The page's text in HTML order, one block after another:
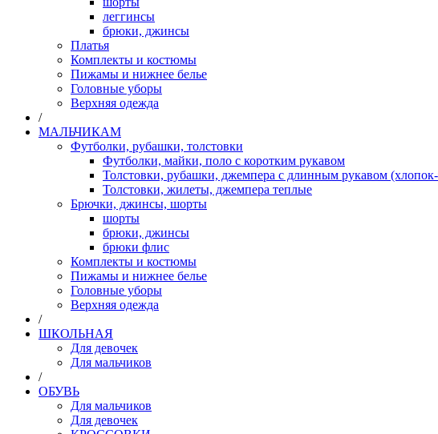
леггинсы
брюки, джинсы
Платья
Комплекты и костюмы
Пижамы и нижнее белье
Головные уборы
Верхняя одежда
/
МАЛЬЧИКАМ
Футболки, рубашки, толстовки
Футболки, майки, поло с коротким рукавом
Толстовки, рубашки, джемпера с длинным рукавом
Толстовки, жилеты, джемпера теплые
Брючки, джинсы, шорты
шорты
брюки, джинсы
брюки флис
Комплекты и костюмы
Пижамы и нижнее белье
Головные уборы
Верхняя одежда
/
ШКОЛЬНАЯ
Для девочек
Для мальчиков
/
ОБУВЬ
Для мальчиков
Для девочек